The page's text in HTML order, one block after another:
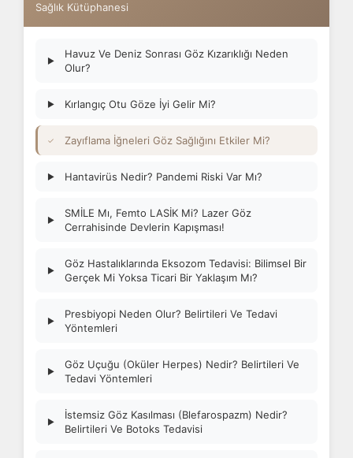
Sağlık Kütüphanesi
▶
Havuz Ve Deniz Sonrası Göz Kızarıklığı Neden
Olur?
▶ Kırlangıç Otu Göze İyi Gelir Mi?
✓ Zayıflama İğneleri Göz Sağlığını Etkiler Mi?
▶ Hantavirüs Nedir? Pandemi Riski Var Mı?
▶
SMİLE Mı, Femto LASİK Mi? Lazer Göz
Cerrahisinde Devlerin Kapışması!
▶
Göz Hastalıklarında Eksozom Tedavisi: Bilimsel Bir
Gerçek Mi Yoksa Ticari Bir Yaklaşım Mı?
▶
Presbiyopi Neden Olur? Belirtileri Ve Tedavi
Yöntemleri
▶
Göz Uçuğu (Oküler Herpes) Nedir? Belirtileri Ve
Tedavi Yöntemleri
▶
İstemsiz Göz Kasılması (Blefarospazm) Nedir?
Belirtileri Ve Botoks Tedavisi